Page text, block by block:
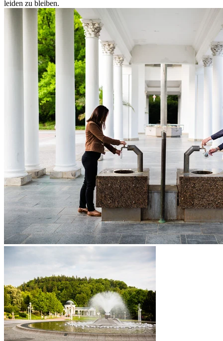
leiden zu bleiben.